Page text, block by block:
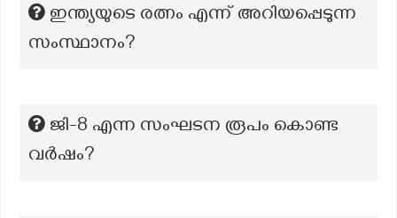
ഇന്ത്യയുടെ രത്നം എന്ന് അറിയപ്പെടുന്ന
സംസ്ഥാനം?
ജി-8 എന്ന സംഘടന രൂപം കൊണ്ട
വർഷം?